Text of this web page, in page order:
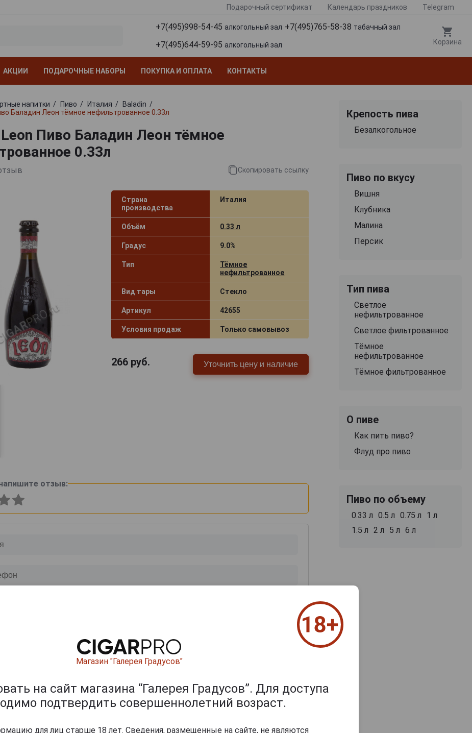
Подарочный сертификат Календарь праздников Telegram
+7(495)998-54-45 алкогольный зал +7(495)765-58-38 табачный зал
+7(495)644-59-95 алкогольный зал Корзина
АКЦИИ ПОДАРОЧНЫЕ НАБОРЫ ПОКУПКА И ОПЛАТА КОНТАКТЫ
напитки Пиво Италия
Baladin
Баладин Леон тёмное нефильтрованное 0.33л
Пиво Баладин Леон тёмное
0.33л
Скопировать ссылку
Страна
производства
Италия
Объём 0.33 л
Градус 9.0%
Тип
Тёмное
нефильтрованное
Вид тары Стекло
Артикул 42655
Условия продаж Только самовывоз
266руб. Уточнить цену и наличие
отзыв:
из 2000 знаков
Крепость пива
Безалкогольное
Пиво по вкусу
Вишня
Клубника
Малина
Персик
Тип пива
Светлое
нефильтрованное
Светлое фильтрованное
Тёмное
нефильтрованное
Тёмное фильтрованное
О пиве
Как пить пиво?
Флуд про пиво
Пиво по объему
0.33 л 0.5 л 0.75 л
1 л
1.5 л
2 л 5 л 6 л
Магазин "Галерея Градусов"
на сайт магазина “Галерея Градусов”. Для доступа
подтвердить совершеннолетний возраст.
для лиц старше 18 лет. Сведения, размещенные на сайте, не являются